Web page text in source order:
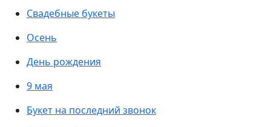
Свадебные букеты
Осень
День рождения
9 мая
Букет на последний звонок